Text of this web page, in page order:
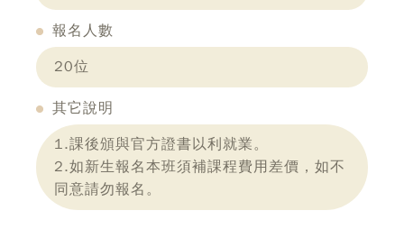
報名人數
20位
其它說明
1.課後頒與官方證書以利就業。
2.如新生報名本班須補課程費用差價，如不
同意請勿報名。